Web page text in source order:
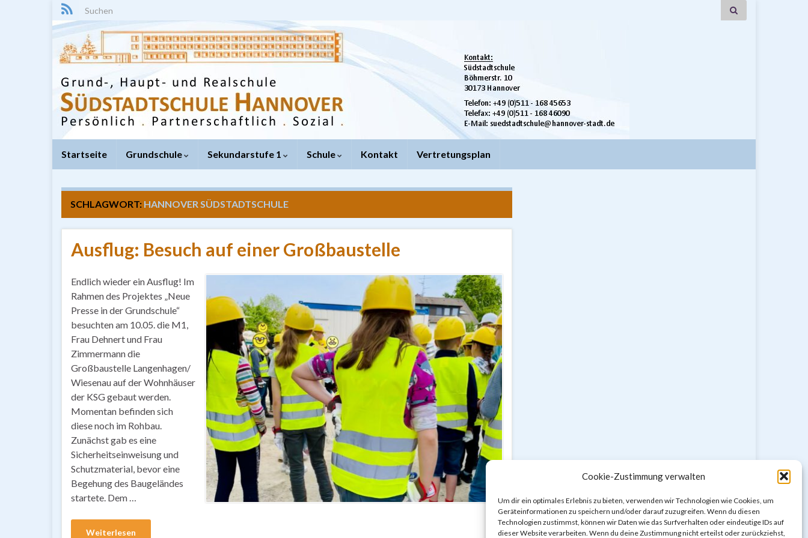
Cookie-Zustimmung verwalten
Um dir ein optimales Erlebnis zu bieten, verwenden wir Technologien wie Cookies, um
Geräteinformationen zu speichern und/oder darauf zuzugreifen. Wenn du diesen
Technologien zustimmst, können wir Daten wie das Surfverhalten oder eindeutige IDs auf
dieser Website verarbeiten. Wenn du deine Zustimmung nicht erteilst oder zurückziehst,
Search for:
Startseite Grundschule Sekundarstufe 1 Schule Kontakt Vertretungsplan
SCHLAGWORT: HANNOVER SÜDSTADTSCHULE
Ausflug: Besuch auf einer Großbaustelle
Endlich wieder ein Ausflug! Im
Rahmen des Projektes „Neue
Presse in der Grundschule“
besuchten am 10.05. die M1,
Frau Dehnert und Frau
Zimmermann die
Großbaustelle Langenhagen/
Wiesenau auf der Wohnhäuser
der KSG gebaut werden.
Momentan befinden sich
diese noch im Rohbau.
Zunächst gab es eine
Sicherheitseinweisung und
Schutzmaterial, bevor eine
Begehung des Baugeländes
startete. Dem …
Weiterlesen